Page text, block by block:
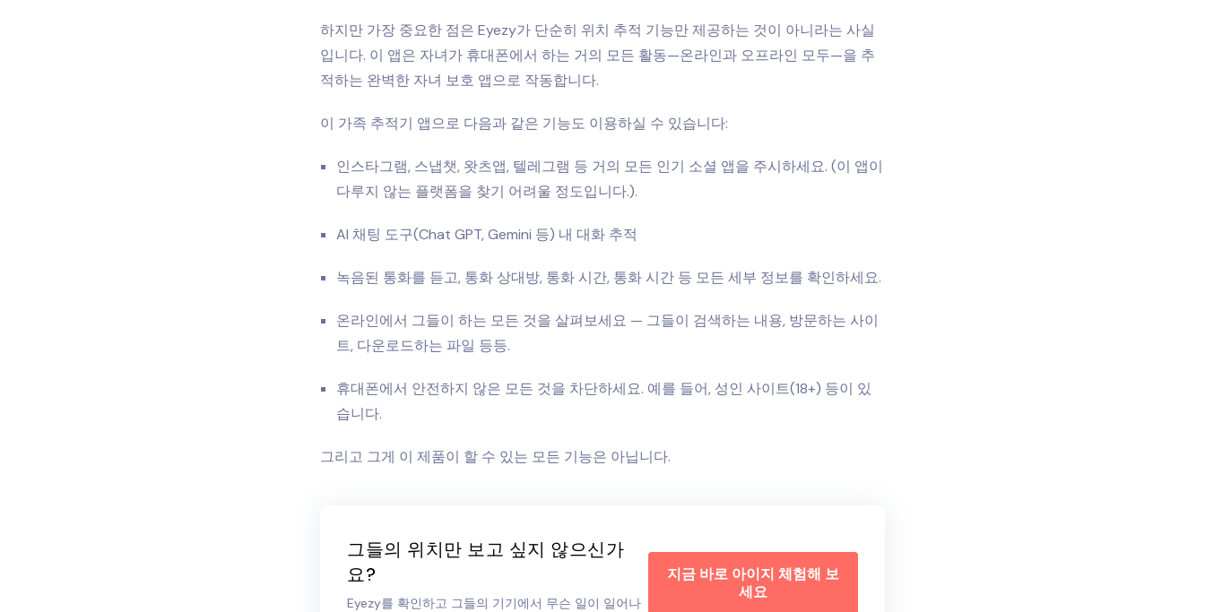
하지만 가장 중요한 점은 Eyezy가 단순히 위치 추적 기능만 제공하는 것이 아니라는 사실
입니다. 이 앱은 자녀가 휴대폰에서 하는 거의 모든 활동—온라인과 오프라인 모두—을 추
적하는 완벽한 자녀 보호 앱으로 작동합니다.
이 가족 추적기 앱으로 다음과 같은 기능도 이용하실 수 있습니다:
인스타그램, 스냅챗, 왓츠앱, 텔레그램 등 거의 모든 인기 소셜 앱을 주시하세요. (이 앱이
다루지 않는 플랫폼을 찾기 어려울 정도입니다.).
AI 채팅 도구(Chat GPT, Gemini 등) 내 대화 추적
녹음된 통화를 듣고, 통화 상대방, 통화 시간, 통화 시간 등 모든 세부 정보를 확인하세요.
온라인에서 그들이 하는 모든 것을 살펴보세요 — 그들이 검색하는 내용, 방문하는 사이
트, 다운로드하는 파일 등등.
휴대폰에서 안전하지 않은 모든 것을 차단하세요. 예를 들어, 성인 사이트(18+) 등이 있
습니다.
그리고 그게 이 제품이 할 수 있는 모든 기능은 아닙니다.
그들의 위치만 보고 싶지 않으신가
요?
Eyezy를 확인하고 그들의 기기에서 무슨 일이 일어나
지금 바로 아이지 체험해 보
세요